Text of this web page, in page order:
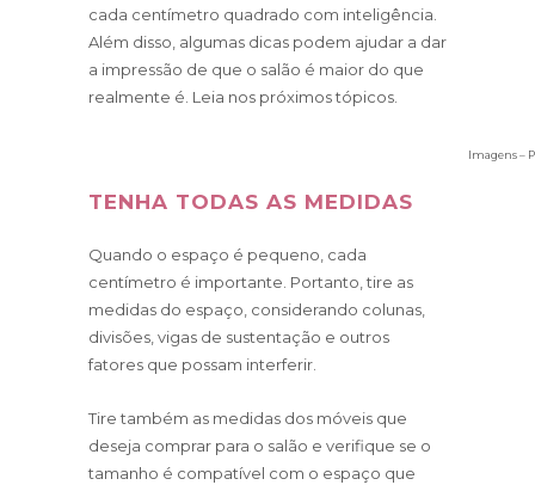
cada centímetro quadrado com inteligência.
Além disso, algumas dicas podem ajudar a dar
a impressão de que o salão é maior do que
realmente é. Leia nos próximos tópicos.
Imagens –
TENHA TODAS AS MEDIDAS
Quando o espaço é pequeno, cada
centímetro é importante. Portanto, tire as
medidas do espaço, considerando colunas,
divisões, vigas de sustentação e outros
fatores que possam interferir.
Tire também as medidas dos móveis que
deseja comprar para o salão e verifique se o
tamanho é compatível com o espaço que